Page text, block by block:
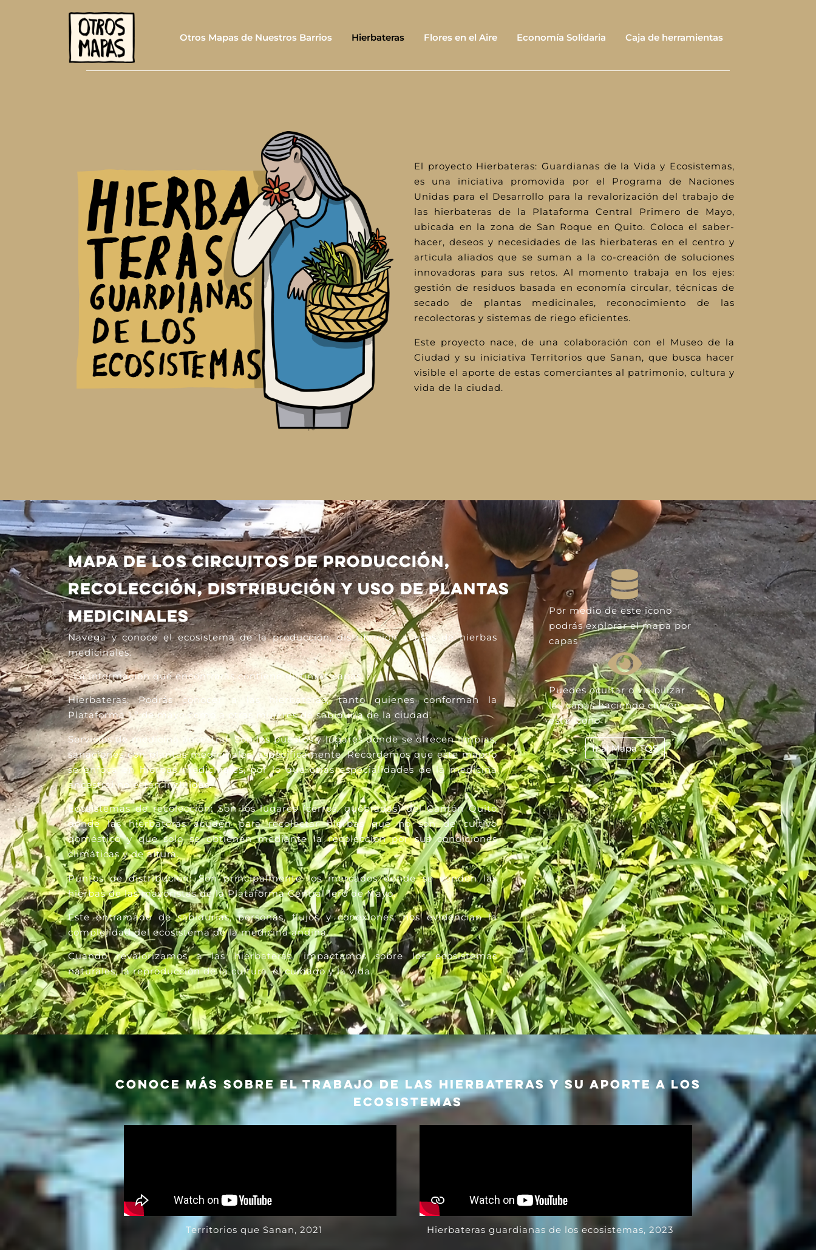
Otros Mapas de Nuestros Barrios Hierbateras Flores en el Aire Economía Solidaria Caja de herramientas
El proyecto Hierbateras: Guardianas de la Vida y Ecosistemas,
es una iniciativa promovida por el Programa de Naciones
Unidas para el Desarrollo para la revalorización del trabajo de
las hierbateras de la Plataforma Central Primero de Mayo,
ubicada en la zona de San Roque en Quito. Coloca el saber-
hacer, deseos y necesidades de las hierbateras en el centro y
articula aliados que se suman a la co-creación de soluciones
innovadoras para sus retos. Al momento trabaja en los ejes:
gestión de residuos basada en economía circular, técnicas de
secado de plantas medicinales, reconocimiento de las
recolectoras y sistemas de riego eficientes.
Este proyecto nace, de una colaboración con el Museo de la
Ciudad y su iniciativa Territorios que Sanan, que busca hacer
visible el aporte de estas comerciantes al patrimonio, cultura y
vida de la ciudad.
MAPA DE LOS CIRCUITOS DE PRODUCCIÓN,
RECOLECCIÓN, DISTRIBUCIÓN Y USO DE PLANTAS
MEDICINALES
Navega y conoce el ecosistemade la producción, distribución y usos de hierbas
medicinales.
. La información que encontrarás contiene distintas capas.
Hierbateras: Podrás conocer a las hierbateras, tanto quienes conforman la
Plataforma 1.º de mayo como a otras mujeres de sabiduría de la ciudad.
Servicios de medicina ancestral: Son los puestos y lugares donde se ofrecen limpias,
sanaciones con plantas medicinales, específicamente. Recordemos que este mapeo
se enfoca en hierbas medicinales, por lo que otras especialidades de la medicina
ancestral no están incluidas.
Ecosistemas de recolección: Son los lugares (cerros, quebradas) del Cantón Quito
donde las hierbateras acuden para recolectar hierbas que no son de cultivo
doméstico y que solo se obtienen mediante la recolección por sus condiciones
climáticas y de altura.
Puntos de distribución: Son principalmente los mercados donde se venden las
hierbas de las mayoristas de la PlataformaCentral 1ero de Mayo.
Este entramado de sabidurías, personas, flujos y conexiones, nos evidencian la
complejidad del ecosistemade la medicina andina.
Cuando revalorizamos a las hierbateras, impactamos sobre los ecosistemas
naturales, la reproducción de la cultura, el cuidado y la vida.
Por medio de este icono
podrás explorar el mapa por
capas
Puedes ocultar o visibilizar
las capas haciendo clic en
este icono
Ir al Mapa TQS
Conoce más sobre el trabajo de las hierbateras y su aporte a los
ecosistemas
Territorios que Sanan, 2021 Hierbateras guardianas de los ecosistemas, 2023